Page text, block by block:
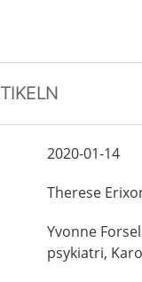
2020-01-14
Therese
Yvonne
psykiatri,